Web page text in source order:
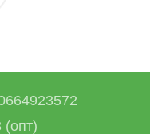
(опт)